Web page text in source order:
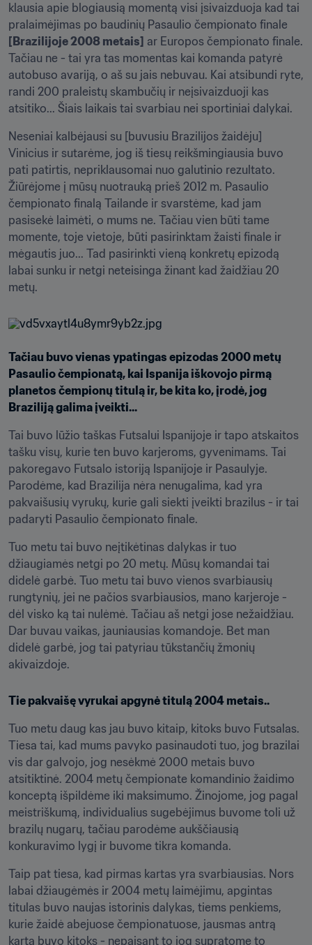
klausia apie blogiausią momentą visi įsivaizduoja kad tai
[Brazilijoje 2008 metais] ar Europos čempionato finale.
Tačiau ne - tai yra tas momentas kai komanda patyrė
autobuso avariją, o aš su jais nebuvau. Kai atsibundi ryte,
randi 200 praleistų skambučių ir neįsivaizduoji kas
atsitiko... Šiais laikais tai svarbiau nei sportiniai dalykai.
Neseniai kalbėjausi su [buvusiu Brazilijos žaidėju]
Vinicius ir sutarėme, jog iš tiesų reikšmingiausia buvo
pati patirtis, nepriklausomai nuo galutinio rezultato.
Žiūrėjome į mūsų nuotrauką prieš 2012 m. Pasaulio
čempionato finalą Tailande ir svarstėme, kad jam
pasisekė laimėti, o mums ne. Tačiau vien būti tame
momente, toje vietoje, būti pasirinktam žaisti finale ir
mėgautis juo... Tad pasirinkti vieną konkretų epizodą
labai sunku ir netgi neteisinga žinant kad žaidžiau 20
metų.
Tačiau buvo vienas ypatingas epizodas 2000 metų
Pasaulio čempionatą, kai Ispanija iškovojo pirmą
planetos čempionų titulą ir, be kita ko, įrodė, jog
Braziliją galima įveikti...
Tai buvo lūžio taškas Futsalui Ispanijoje ir tapo atskaitos
tašku visų, kurie ten buvo karjeroms, gyvenimams. Tai
pakoregavo Futsalo istoriją Ispanijoje ir Pasaulyje.
Parodėme, kad Brazilija nėra nenugalima, kad yra
pakvaišusių vyrukų, kurie gali siekti įveikti brazilus - ir tai
padaryti Pasaulio čempionato finale.
Tuo metu tai buvo neįtikėtinas dalykas ir tuo
džiaugiamės netgi po 20 metų. Mūsų komandai tai
didelė garbė. Tuo metu tai buvo vienos svarbiausių
rungtynių, jei ne pačios svarbiausios, mano karjeroje -
dėl visko ką tai nulėmė. Tačiau aš netgi jose nežaidžiau.
Dar buvau vaikas, jauniausias komandoje. Bet man
didelė garbė, jog tai patyriau tūkstančių žmonių
akivaizdoje.
Tie pakvaišę vyrukai apgynė titulą 2004 metais..
Tuo metu daug kas jau buvo kitaip, kitoks buvo Futsalas.
Tiesa tai, kad mums pavyko pasinaudoti tuo, jog brazilai
vis dar galvojo, jog nesėkmė 2000 metais buvo
atsitiktinė. 2004 metų čempionate komandinio žaidimo
konceptą išpildėme iki maksimumo. Žinojome, jog pagal
meistriškumą, individualius sugebėjimus buvome toli už
brazilų nugarų, tačiau parodėme aukščiausią
konkuravimo lygį ir buvome tikra komanda.
Taip pat tiesa, kad pirmas kartas yra svarbiausias. Nors
labai džiaugėmės ir 2004 metų laimėjimu, apgintas
titulas buvo naujas istorinis dalykas, tiems penkiems,
kurie žaidė abejuose čempionatuose, jausmas antrą
kartą buvo kitoks - nepaisant to jog supratome to